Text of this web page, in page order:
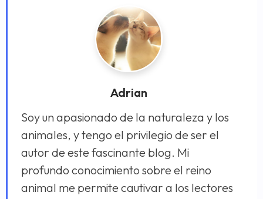
Adrian
Soy un apasionado de la naturaleza y los
animales, y tengo el privilegio de ser el
autor de este fascinante blog. Mi
profundo conocimiento sobre el reino
animal me permite cautivar a los lectores